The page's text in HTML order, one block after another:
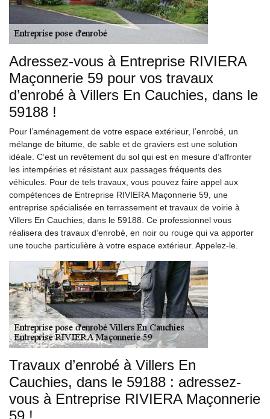
Adressez-vous à Entreprise RIVIERA
Maçonnerie 59 pour vos travaux
d’enrobé à Villers En Cauchies, dans le
59188 !
Pour l’aménagement de votre espace extérieur, l’enrobé, un
mélange de bitume, de sable et de graviers est une solution
idéale. C’est un revêtement du sol qui est en mesure d’affronter
les intempéries et résistant aux passages fréquents des
véhicules. Pour de tels travaux, vous pouvez faire appel aux
compétences de Entreprise RIVIERA Maçonnerie 59, une
entreprise spécialisée en terrassement et travaux de voirie à
Villers En Cauchies, dans le 59188. Ce professionnel vous
réalisera des travaux d’enrobé, en noir ou rouge qui va apporter
une touche particulière à votre espace extérieur. Appelez-le.
Travaux d’enrobé à Villers En
Cauchies, dans le 59188 : adressez-
vous à Entreprise RIVIERA Maçonnerie
59 !